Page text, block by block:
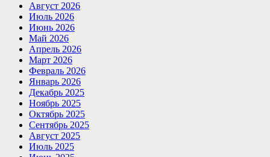
Август 2026
Июль 2026
Июнь 2026
Май 2026
Апрель 2026
Март 2026
Февраль 2026
Январь 2026
Декабрь 2025
Ноябрь 2025
Октябрь 2025
Сентябрь 2025
Август 2025
Июль 2025